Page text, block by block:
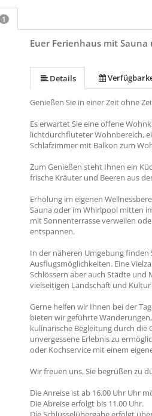
1
Euer Ferienhaus mit
Details
Genießen Sie in einer Zeit ohne
Es erwartet Sie eine offene
lichtdurchfluteter Wohnbereich,
Schlafzimmer mit Balkon zum
Zum Genießen steht Ihnen ein
frische Kräuter und Beeren aus
Erholung im eigenen
Sauna oder im Whirlpool mitten
mit Sonnenterrasse verweilen
entspannen.
In der näheren Umgebung finden
Ausflugsmöglichkeiten. Eine
Schlössern aber auch Städte und
vielseitigen Landschaft und
Gerne helfen wir Ihnen bei der
bieten wir geführte
kulinarische Begleitung durch die
unvergessene Erlebnis zu
oder Kochservice mit einem
Wir freuen uns, Sie begrüßen zu
Die Anreise ist ab 16.00 Uhr Uhr
Die Abreise erfolgt bis 11.00 Uhr.